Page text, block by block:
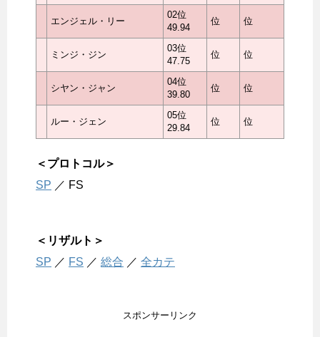
エンジェル・リー
02位
49.94
位 位
ミンジ・ジン
03位
47.75
位 位
シヤン・ジャン
04位
39.80
位 位
ルー・ジェン
05位
29.84
位 位
＜プロトコル＞
SP ／ FS
＜リザルト＞
SP ／ FS ／ 総合 ／ 全カテ
スポンサーリンク